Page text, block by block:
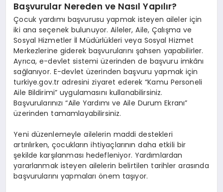
Başvurular Nereden ve Nasıl Yapılır?
Çocuk yardımı başvurusu yapmak isteyen aileler için
iki ana seçenek bulunuyor. Aileler, Aile, Çalışma ve
Sosyal Hizmetler İl Müdürlükleri veya Sosyal Hizmet
Merkezlerine giderek başvurularını şahsen yapabilirler.
Ayrıca, e-devlet sistemi üzerinden de başvuru imkânı
sağlanıyor. E-devlet üzerinden başvuru yapmak için
turkiye.gov.tr adresini ziyaret ederek “Kamu Personeli
Aile Bildirimi” uygulamasını kullanabilirsiniz.
Başvurularınızı “Aile Yardımı ve Aile Durum Ekranı”
üzerinden tamamlayabilirsiniz.
Yeni düzenlemeyle ailelerin maddi destekleri
artırılırken, çocukların ihtiyaçlarının daha etkili bir
şekilde karşılanması hedefleniyor. Yardımlardan
yararlanmak isteyen ailelerin belirtilen tarihler arasında
başvurularını yapmaları önem taşıyor.